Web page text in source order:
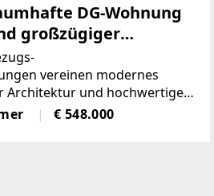
DG-Wohnung
großzügiger
vereinen modernes
Architektur und hochwertiger
Niveau. Edle Materialien,
und durchdacht
€ 548.000